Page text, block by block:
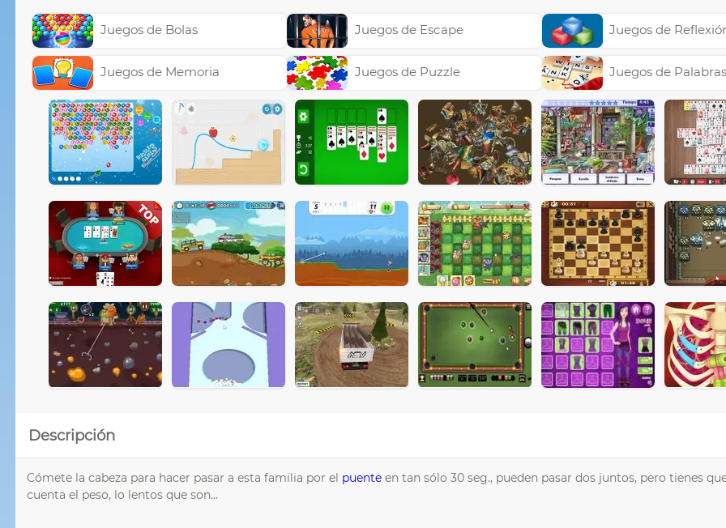
Juegos de Bolas
Juegos de Memoria
Juegos de Escape
Juegos de Puzzle
Juegos de
Juegos de
Descripción
Cómete la cabeza para hacer pasar a esta familia por el puente en tan sólo 30 seg., pueden pasar dos juntos, pero tienes
cuenta el peso, lo lentos que son...